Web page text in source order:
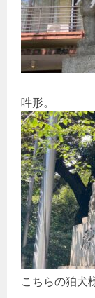
吽形。
こちらの狛犬